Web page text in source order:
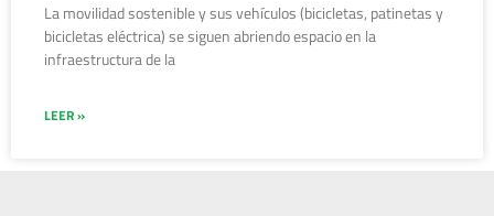
La movilidad sostenible y sus vehículos (bicicletas, patinetas y
bicicletas eléctrica) se siguen abriendo espacio en la
infraestructura de la
LEER »